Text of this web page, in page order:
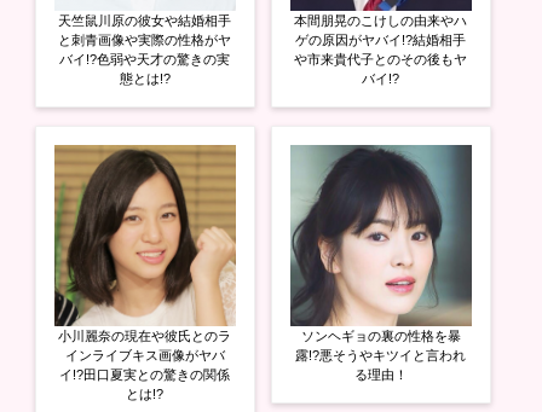
ウ
で
開
き
ま
い
(
新
し
い
ウ
ン
ウ
で
き
ま
す
)
ウ
で
開
き
ま
天竺鼠川原の彼女や結婚相手
と刺青画像や実際の性格がヤ
バイ!?色弱や天才の驚きの実
態とは!?
小川麗奈の現在や彼氏とのラ
インライブキス画像がヤバ
イ!?田口夏実との驚きの関係
とは!?
本間朋晃のこけしの由来やハ
ゲの原因がヤバイ!?結婚相手
や市来貴代子とのその後もヤ
バイ!?
ソンヘギョの裏の性格を暴
露!?悪そうやキツイと言われ
る理由！